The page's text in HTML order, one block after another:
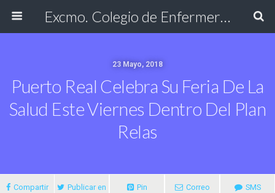
Excmo. Colegio de Enfermería de Cádiz
23 Mayo, 2018
Puerto Real Celebra Su Feria De La
Salud Este Viernes Dentro Del Plan
Relas
Compartir
Publicar en
Pin
Correo
SMS